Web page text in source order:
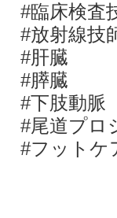
#臨床検査
#放射線技
#肝臓
#膵臓
#下肢動脈
#尾道プロ
#フットケ